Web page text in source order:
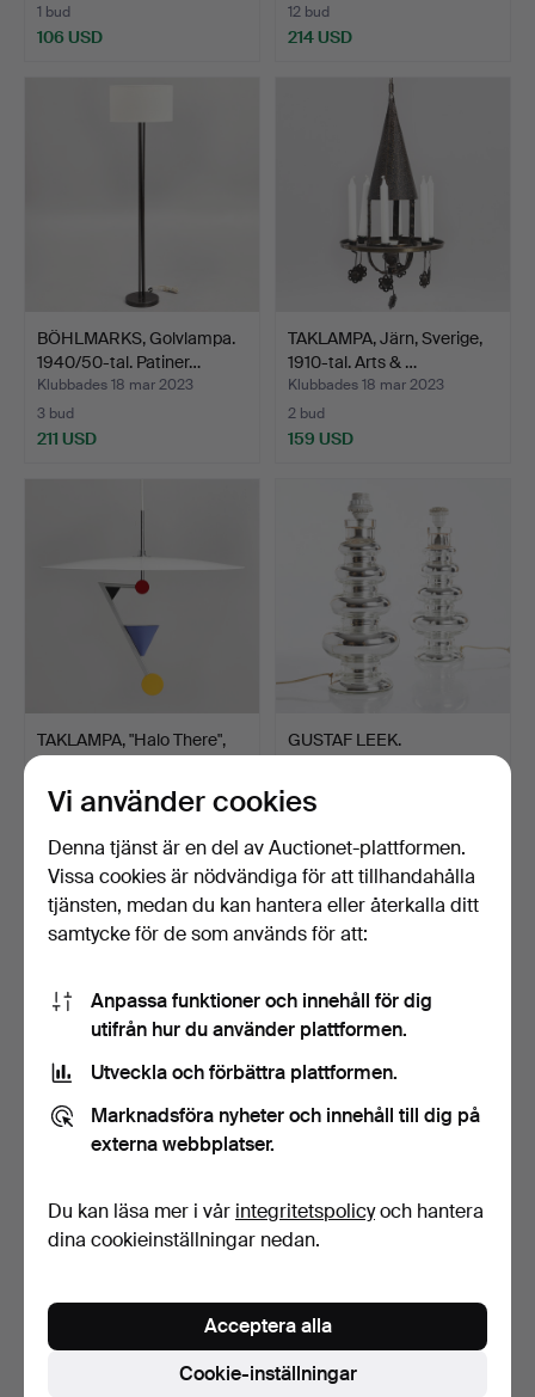
1 bud
106 USD
12 bud
214 USD
BÖHLMARKS, Golvlampa.
1940/50-tal. Patiner…
Klubbades 18 mar 2023
3 bud
211 USD
TAKLAMPA, Järn, Sverige,
1910-tal. Arts & …
Klubbades 18 mar 2023
2 bud
159 USD
TAKLAMPA, "Halo There",
Olle Andersson, Bo…
Klubbades 18 mar 2023
32 bud
802 USD
GUSTAF LEEK.
32 bud
864 USD
BERGBOMS.
23 bud
533 USD
22 bud
430 USD
Vi använder cookies
Denna tjänst är en del av Auctionet-plattformen.
Vissa cookies är nödvändiga för att tillhandahålla
tjänsten, medan du kan hantera eller återkalla ditt
samtycke för de som används för att:
Anpassa funktioner och innehåll för dig
utifrån hur du använder plattformen.
Utveckla och förbättra plattformen.
Marknadsföra nyheter och innehåll till dig på
externa webbplatser.
Du kan läsa mer i vår integritetspolicyoch hantera
dina cookieinställningar nedan.
Cookie-inställningar
Acceptera alla